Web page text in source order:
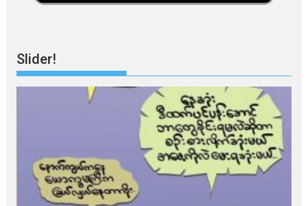
Slider!